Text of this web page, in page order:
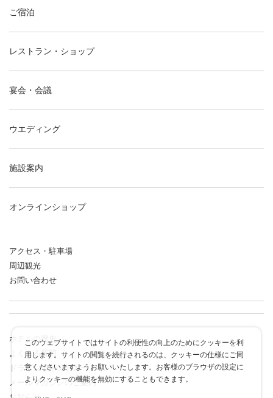
このウェブサイトではサイトの利便性の向上のためにクッキーを利
用します。サイトの閲覧を続行されるのは、クッキーの仕様にご同
意くださいますようお願いいたします。お客様のブラウザの設定に
よりクッキーの機能を無効にすることもできます。
ご宿泊
レストラン・ショップ
宴会・会議
ウエディング
施設案内
オンラインショップ
アクセス・駐車場
周辺観光
お問い合わせ
ホテルの歴史
よくある質問
ドラゴンポイントカード
メールマガジンのご案内